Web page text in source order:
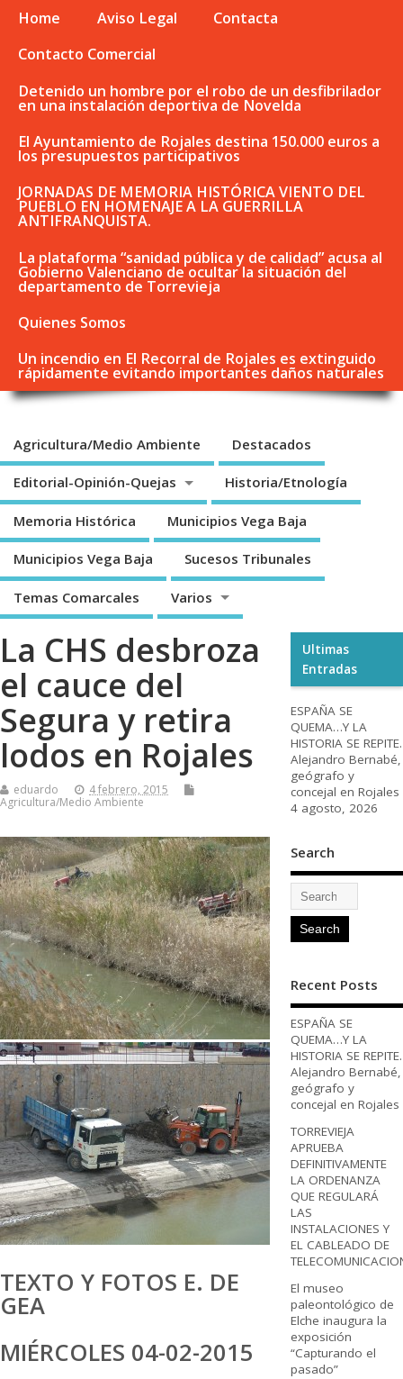
Home Aviso Legal
Contacta
Contacto Comercial
Detenido un hombre por el robo de un desfibrilador
en una instalación deportiva de Novelda
El Ayuntamiento de Rojales destina 150.000 euros a
los presupuestos participativos
JORNADAS DE MEMORIA HISTÓRICA VIENTO DEL
PUEBLO EN HOMENAJE A LA GUERRILLA
ANTIFRANQUISTA.
La plataforma “sanidad pública y de calidad” acusa al
Gobierno Valenciano de ocultar la situación del
departamento de Torrevieja
Quienes Somos
Un incendio en El Recorral de Rojales es extinguido
rápidamente evitando importantes daños naturales
Agricultura/Medio Ambiente Destacados
Editorial-Opinión-Quejas Historia/Etnología
Memoria Histórica Municipios Vega Baja
Municipios Vega Baja Sucesos Tribunales
Temas Comarcales Varios
La CHS desbroza
el cauce del
Segura y retira
lodos en Rojales
eduardo
4 febrero, 2015
Agricultura/Medio Ambiente
TEXTO Y FOTOS E. DE
GEA
MIÉRCOLES 04-02-2015
Ultimas
Entradas
ESPAÑA SE
QUEMA…Y LA
HISTORIA SE REPITE.
Alejandro Bernabé,
geógrafo y
concejal en Rojales
4 agosto, 2026
Search
Recent Posts
ESPAÑA SE
QUEMA…Y LA
HISTORIA SE REPITE.
Alejandro Bernabé,
geógrafo y
concejal en Rojales
TORREVIEJA
APRUEBA
DEFINITIVAMENTE
LA ORDENANZA
QUE REGULARÁ
LAS
INSTALACIONES Y
EL CABLEADO DE
El museo
paleontológico de
Elche inaugura la
exposición
“Capturando el
pasado”